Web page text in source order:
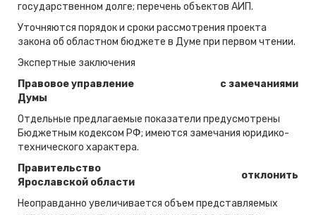
государственном долге; перечень объектов АИП.
Уточняются порядок и сроки рассмотрения проекта
закона об областном бюджете в Думе при первом чтении.
Экспертные заключения
Правовое управление
Думы
с замечаниями
Отдельные предлагаемые показатели предусмотрены
Бюджетным кодексом РФ; имеются замечания юридико-
технического характера.
Правительство
Ярославской области
отклонить
Неоправданно увеличивается объем представляемых